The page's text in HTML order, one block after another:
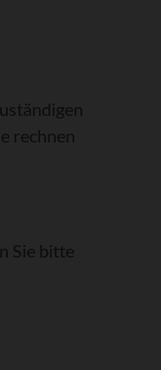
rechnen
Sie bitte